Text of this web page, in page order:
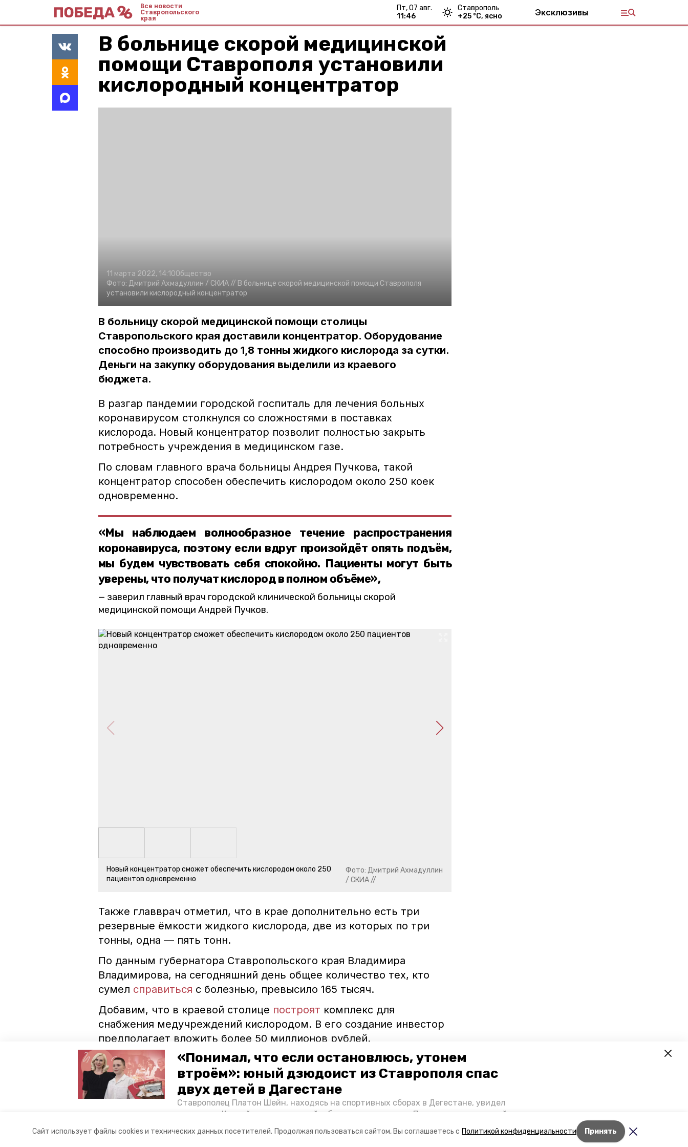
Сайт использует файлы cookies и технических данных посетителей. Продолжая пользоваться сайтом, Вы соглашаетесь с Политикой конфиденциальности Принять
«Понимал, что если остановлюсь, утонем
втроём»: юный дзюдоист из Ставрополя спас
двух детей в Дагестане
Ставрополец Платон Шейн, находясь на спортивных сборах в Дегестане, увидел
тонущих в Каспийском море детей и бросился на помощь. По возвращении домой,
Корреспондент «Победы26» пообщался с юным героем.
Все новости
Ставропольского
края
пт, 07 авг.
11:46
Ставрополь
+25 °С, ясно Эксклюзивы
Лента новостей
В больнице скорой медицинской
помощи Ставрополя установили
кислородный концентратор
11 марта 2022, 14:10Общество
Фото: Дмитрий Ахмадуллин / СКИА // В больнице скорой медицинской помощи Ставрополя
установили кислородный концентратор
В больницу скорой медицинской помощи столицы
Ставропольского края доставили концентратор. Оборудование
способно производить до 1,8 тонны жидкого кислорода за сутки.
Деньги на закупку оборудования выделили из краевого
бюджета.
В разгар пандемии городской госпиталь для лечения больных
коронавирусом столкнулся со сложностями в поставках
кислорода. Новый концентратор позволит полностью закрыть
потребность учреждения в медицинском газе.
По словам главного врача больницы Андрея Пучкова, такой
концентратор способен обеспечить кислородом около 250 коек
одновременно.
«Мы наблюдаем волнообразное течение распространения
коронавируса, поэтому если вдруг произойдёт опять подъём,
мы будем чувствовать себя спокойно. Пациенты могут быть
уверены, что получат кислород в полном объёме»,
заверил главный врач городской клинической больницы скорой
медицинской помощи Андрей Пучков.
Новый концентратор сможет обеспечить кислородом около 250
пациентов одновременно
Фото: Дмитрий Ахмадуллин
/ СКИА //
Также главврач отметил, что в крае дополнительно есть три
резервные ёмкости жидкого кислорода, две из которых по три
тонны, одна — пять тонн.
По данным губернатора Ставропольского края Владимира
Владимирова, на сегодняшний день общее количество тех, кто
сумел справиться с болезнью, превысило 165 тысяч.
Добавим, что в краевой столице построят комплекс для
снабжения медучреждений кислородом. В его создание инвестор
предполагает вложить более 50 миллионов рублей.
ставропольский край новый концентратор
ковидный госпиталь